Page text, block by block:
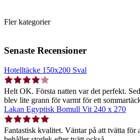
Fler kategorier
Senaste Recensioner
Hotelltäcke 150x200 Sval
Helt OK. Första natten var det perfekt.
blev lite grann för varmt för ett
Lakan Egyptisk Bomull Vit 240 x 270
Fantastisk kvalitet. Väntar på att tvätta för